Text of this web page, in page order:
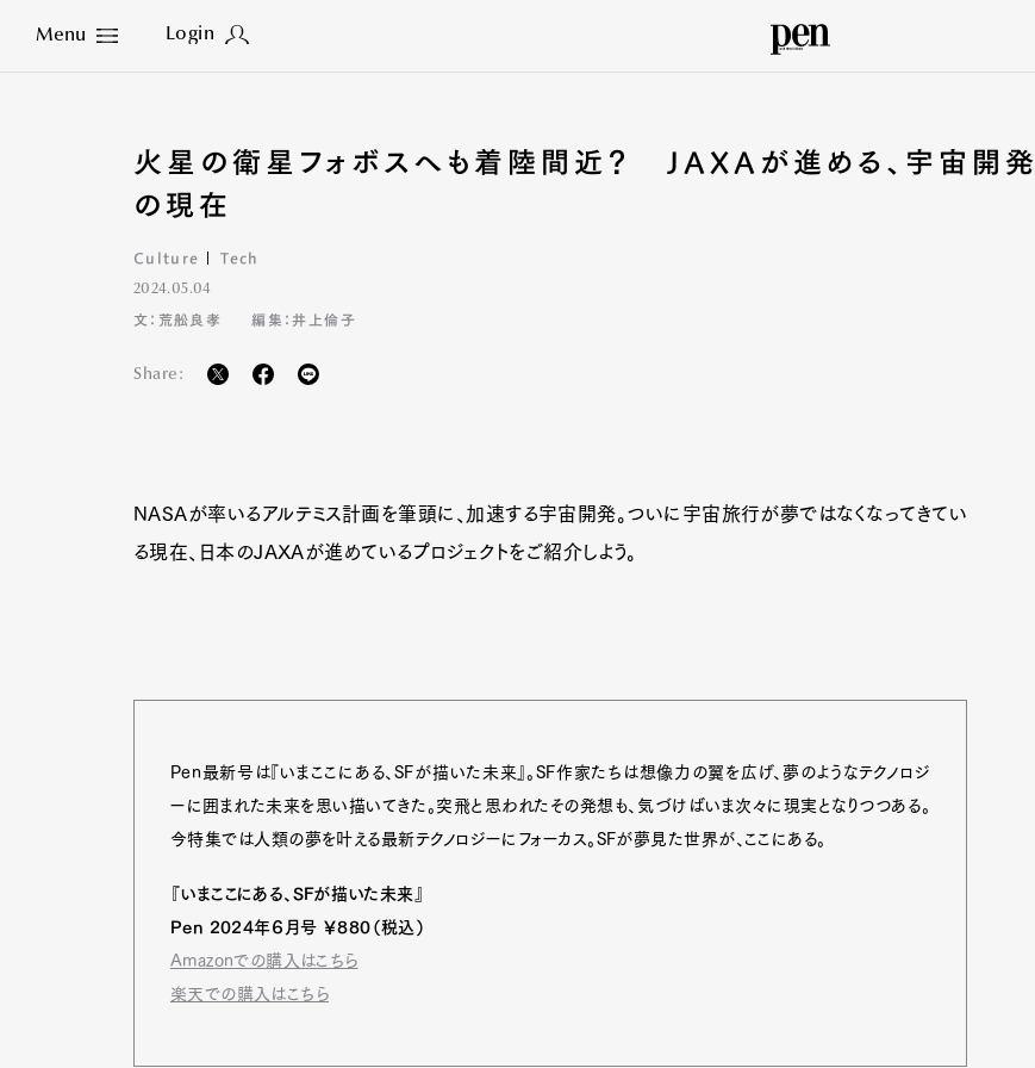
Menu Login
Close
火星の衛星フォボスへも着陸間近？ JAXAが進める、宇宙開発
の現在
Culture Tech
2024.05.04
文：荒舩良孝 編集：井上倫子
Share:
NASAが率いるアルテミス計画を筆頭に、加速する宇宙開発。ついに宇宙旅行が夢ではなくなってきてい
る現在、日本のJAXAが進めているプロジェクトをご紹介しよう。
Pen最新号は『いまここにある、SFが描いた未来』。SF作家たちは想像力の翼を広げ、夢のようなテクノロジ
ーに囲まれた未来を思い描いてきた。突飛と思われたその発想も、気づけばいま次々に現実となりつつある。
今特集では人類の夢を叶える最新テクノロジーにフォーカス。SFが夢見た世界が、ここにある。
『いまここにある、SFが描いた未来』
Pen 2024年６月号 ￥880（税込）
Amazonでの購入はこちら
楽天での購入はこちら